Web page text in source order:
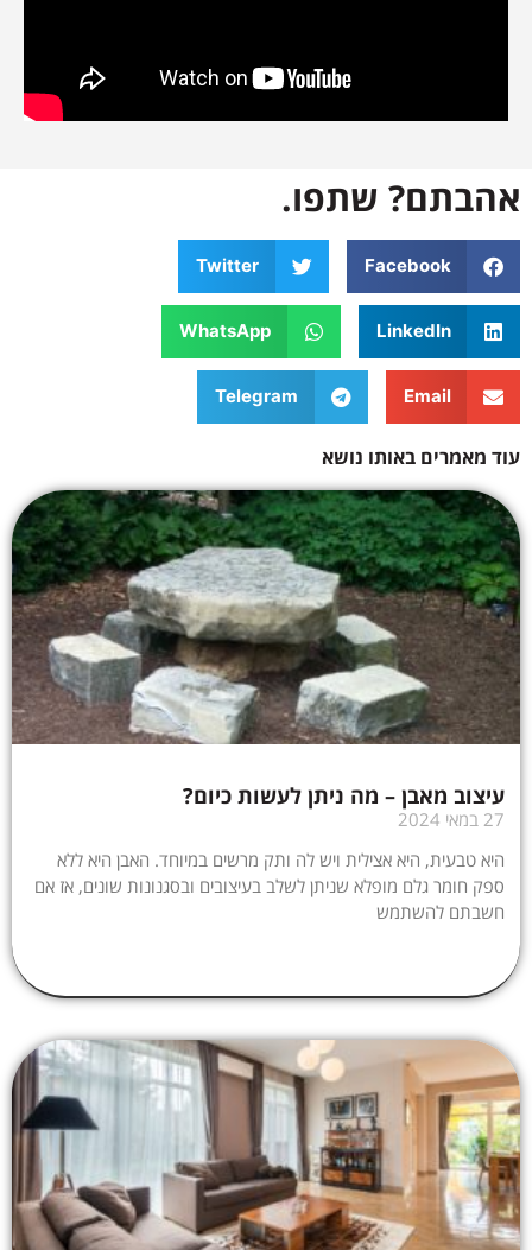
אהבתם? שתפו.
Facebook
Twitter
LinkedIn
WhatsApp
Email
Telegram
עוד מאמרים באותו נושא
עיצוב מאבן – מה ניתן לעשות כיום?
27 במאי 2024
היא טבעית, היא אצילית ויש לה ותק מרשים במיוחד. האבן היא ללא
ספק חומר גלם מופלא שניתן לשלב בעיצובים ובסגנונות שונים, אז אם
חשבתם להשתמש